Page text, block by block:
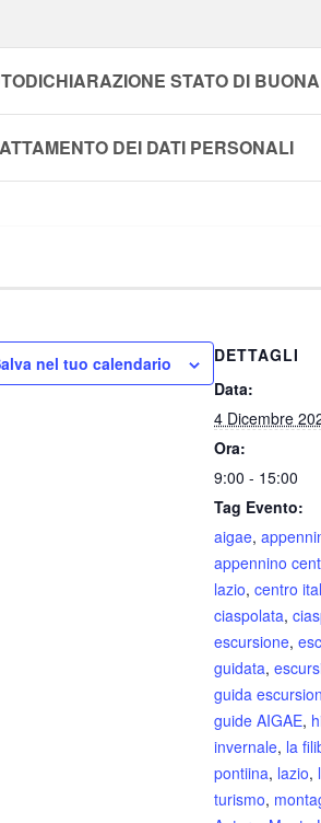
STATO DI
DEI DATI PERSONALI
nel tuo calendario
DETTAGLI
Data:
4 Dicembre
Ora:
9:00 - 15:00
Tag Evento:
aigae,
appennino
lazio, centro
ciaspolata,
escursione,
guidata,
guida
guide AIGAE,
invernale, la
pontiina, lazio,
turismo,